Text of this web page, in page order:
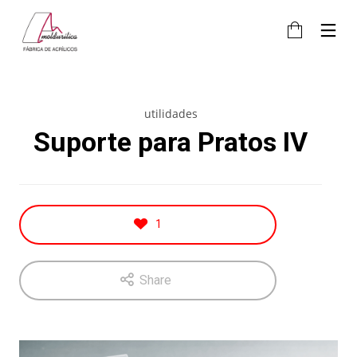
utilidades
Suporte para Pratos IV
1
Share